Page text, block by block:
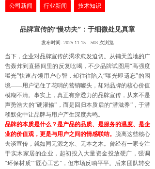
公司新闻 行业新闻 技术知识
品牌宣传的“慢功夫”：于细微处见真章
发布时间: 2025-11-15 503 次浏览
当下，企业对品牌宣传的渴求愈发迫切。从铺天盖地的广
告轰炸到直播间里的反复吆喝，不少品牌试图用“高强度
曝光”快速占领用户心智，却往往陷入“曝光即遗忘”的困
境——用户记住了花哨的营销噱头，却对品牌的核心价值
模糊不清。事实上，真正有穿透力的品牌宣传，从来不是
声势浩大的“硬灌输”，而是回归本质后的“潜滋养”，于潜
移默化中让品牌与用户产生深度共鸣。
品牌的本质是什么？是产品的品质、是服务的温度、是企
业的价值观，更是与用户之间的情感联结。
脱离这些核心
去谈宣传，就如同无源之水、无本之木。曾经有一家专注
于实木家居的企业，起初投入大量资金投放硬广，强调
“环保材质”“匠心工艺”，但市场反响平平。后来团队转变